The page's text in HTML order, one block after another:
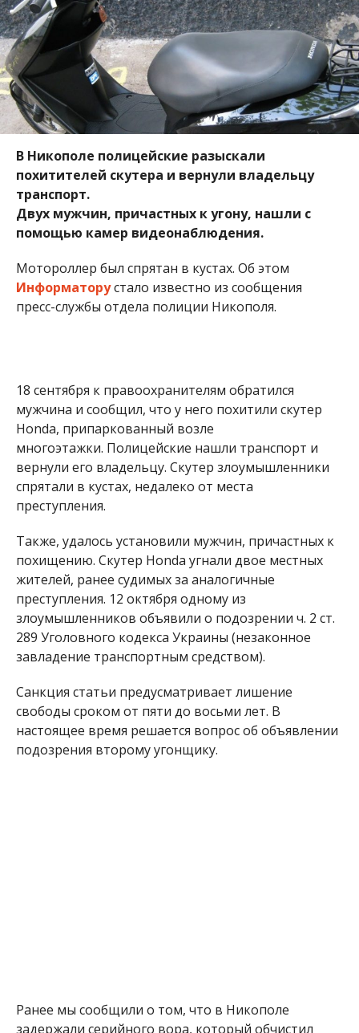
В Никополе полицейские разыскали
похитителей скутера и вернули владельцу
транспорт.
Двух мужчин, причастных к угону, нашли с
помощью камер видеонаблюдения.
Мотороллер был спрятан в кустах. Об этом
Информаторустало известно из сообщения
пресс-службы отдела полиции Никополя.
18 сентября к правоохранителям обратился
мужчина и сообщил, что у него похитили скутер
Honda, припаркованный возле
многоэтажки. Полицейские нашли транспорт и
вернули его владельцу. Скутер злоумышленники
спрятали в кустах, недалеко от места
преступления.
Также, удалось установили мужчин, причастных к
похищению. Скутер Honda угнали двое местных
жителей, ранее судимых за аналогичные
преступления. 12 октября одному из
злоумышленников объявили о подозрении ч. 2 ст.
289 Уголовного кодекса Украины (незаконное
завладение транспортным средством).
Санкция статьи предусматривает лишение
свободы сроком от пяти до восьми лет. В
настоящее время решается вопрос об объявлении
подозрения второму угонщику.